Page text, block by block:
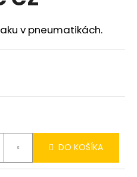
v pneumatikách.
DO KOŠÍKA